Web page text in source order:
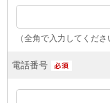
（全角で入力してくださ
電話番号